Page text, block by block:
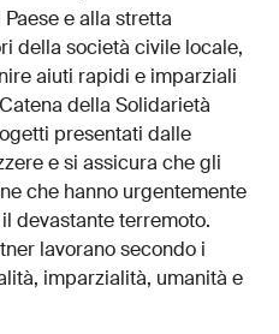
e alla stretta
della società civile locale,
aiuti rapidi e imparziali
della Solidarietà
presentati dalle
e si assicura che gli
che hanno urgentemente
devastante terremoto.
lavorano secondo i
imparzialità, umanità e